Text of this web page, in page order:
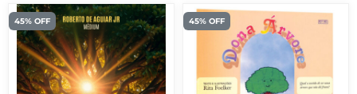
45% OFF 45% OFF